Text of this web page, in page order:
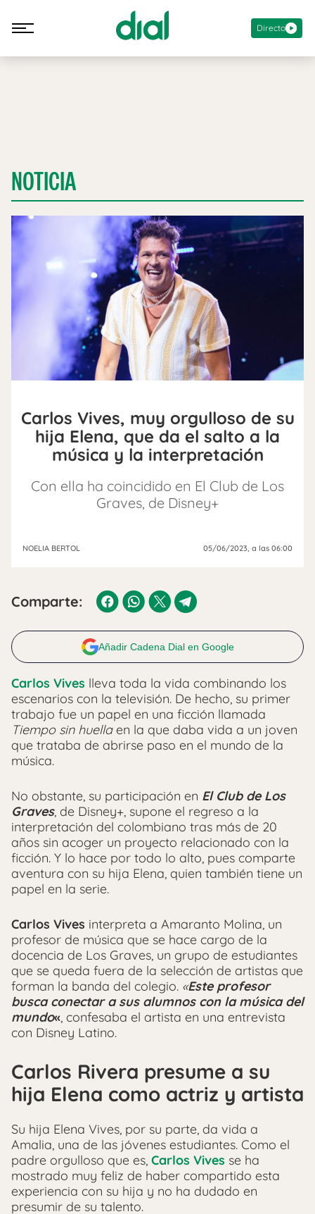
Directo
NOTICIA
Carlos Vives, muy orgulloso de su
hija Elena, que da el salto a la
música y la interpretación
Con ella ha coincidido en El Club de Los
Graves, de Disney+
NOELIA BERTOL 05/06/2023, a las 06:00
Comparte:
Añadir Cadena Dial en Google
Carlos Vives lleva toda la vida combinando los
escenarios con la televisión. De hecho, su primer
trabajo fue un papel en una ficción llamada
Tiempo sin huellaen la que daba vida a un joven
que trataba de abrirse paso en el mundo de la
música.
No obstante, su participación en El Club de Los
Graves, de Disney+, supone el regreso a la
interpretación del colombiano tras más de 20
años sin acoger un proyecto relacionado con la
ficción. Y lo hace por todo lo alto, pues comparte
aventura con su hija Elena, quien también tiene un
papel en la serie.
Carlos Vives interpreta a Amaranto Molina, un
profesor de música que se hace cargo de la
docencia de Los Graves, un grupo de estudiantes
que se queda fuera de la selección de artistas que
forman la banda del colegio. «Este profesor
busca conectar a sus alumnos con la música del
mundo«, confesaba el artista en una entrevista
con Disney Latino.
Carlos Rivera presume a su
hija Elena como actriz y artista
Su hija Elena Vives, por su parte, da vida a
Amalia, una de las jóvenes estudiantes. Como el
padre orgulloso que es, Carlos Vives se ha
mostrado muy feliz de haber compartido esta
experiencia con su hija y no ha dudado en
presumir de su talento.